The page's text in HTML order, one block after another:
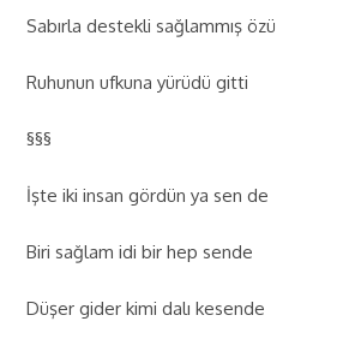
Sabırla destekli sağlammış özü
Ruhunun ufkuna yürüdü gitti
§§§
İşte iki insan gördün ya sen de
Biri sağlam idi bir hep sende
Düşer gider kimi dalı kesende